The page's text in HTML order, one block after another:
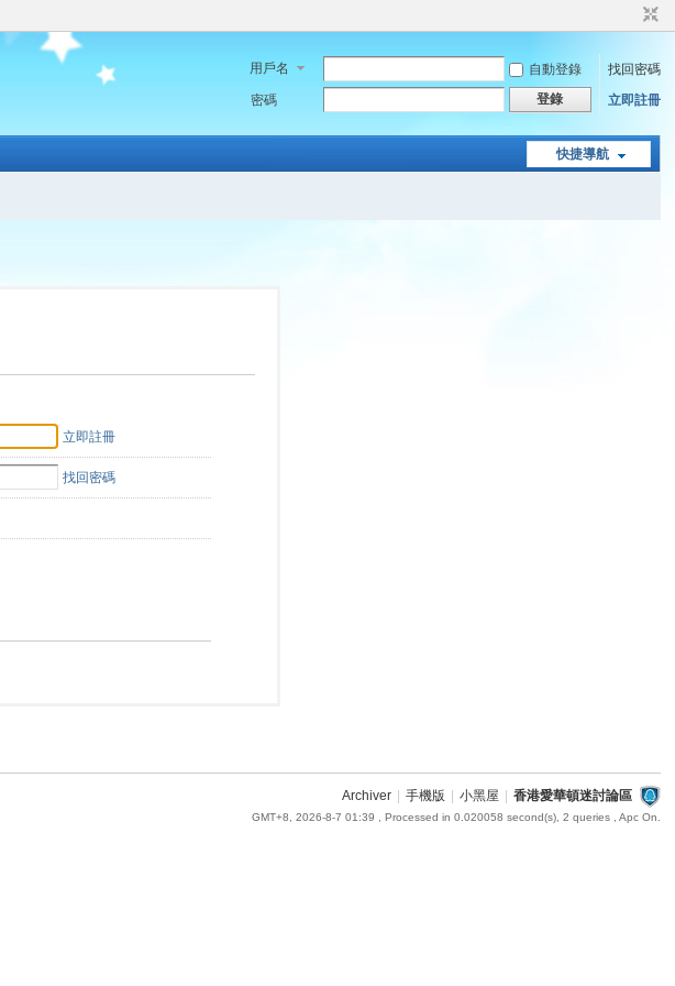
用戶名 自動登錄
找回密碼
密碼
登錄 立即註冊
快捷導航
立即註冊
找回密碼
Archiver 手機版 小黑屋 香港愛華頓迷討論區
GMT+8, 2026-8-7 01:39 , Processed in 0.020058 second(s), 2 queries , Apc On.